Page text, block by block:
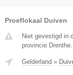
Proeflokaal Duiven
Niet gevestigd in
provincie Drenthe.
Gelderland »